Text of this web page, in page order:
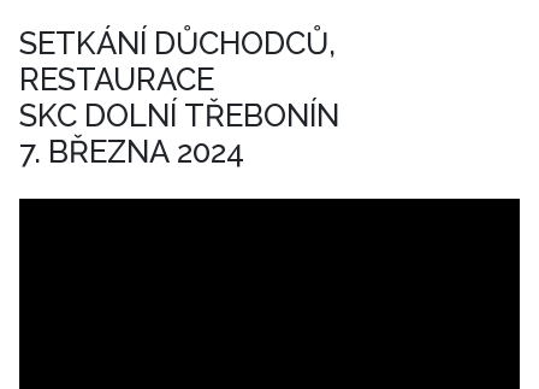
SETKÁNÍ DŮCHODCŮ,
RESTAURACE
SKC DOLNÍ TŘEBONÍN
7. BŘEZNA 2024